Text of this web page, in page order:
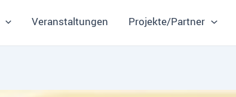
Veranstaltungen Projekte/Partner